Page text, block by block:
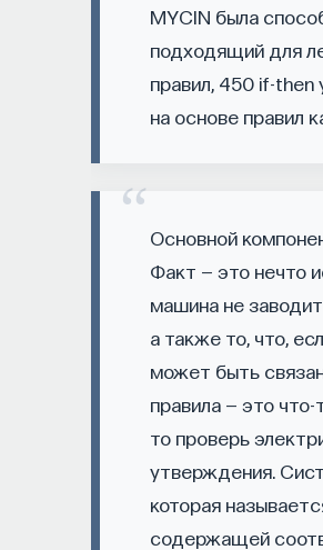
MYCIN была
подходящий для
правил, 450 if-
на основе правил
Основной
Факт — это нечто
машина не
а также то, что,
может быть
правила — это
то проверь
утверждения.
которая
содержащей
МЕДИЦИНА